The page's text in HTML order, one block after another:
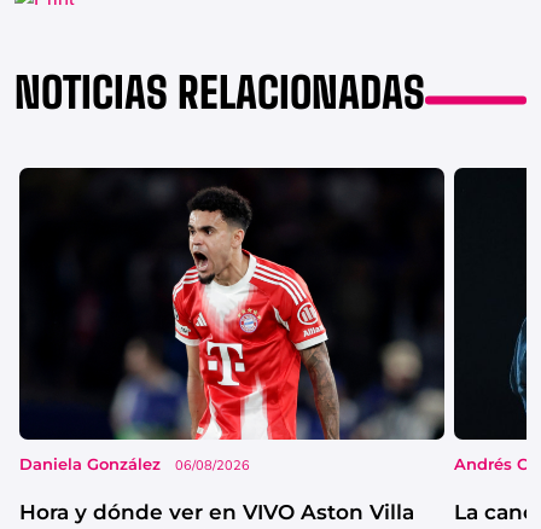
NOTICIAS RELACIONADAS
Daniela González 06/08/2026
Hora y dónde ver en VIVO Aston Villa
Andrés
La